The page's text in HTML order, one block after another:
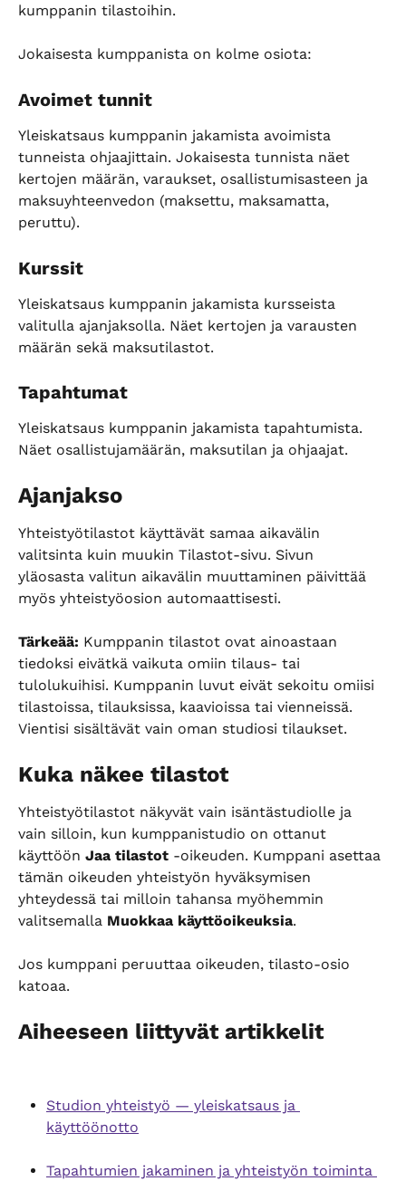
kumppanin tilastoihin.
Jokaisesta kumppanista on kolme osiota:
Avoimet tunnit
Yleiskatsaus kumppanin jakamista avoimista
tunneista ohjaajittain. Jokaisesta tunnista näet
kertojen määrän, varaukset, osallistumisasteen ja
maksuyhteenvedon (maksettu, maksamatta,
peruttu).
Kurssit
Yleiskatsaus kumppanin jakamista kursseista
valitulla ajanjaksolla. Näet kertojen ja varausten
määrän sekä maksutilastot.
Tapahtumat
Yleiskatsaus kumppanin jakamista tapahtumista.
Näet osallistujamäärän, maksutilan ja ohjaajat.
Ajanjakso
Yhteistyötilastot käyttävät samaa aikavälin
valitsinta kuin muukin Tilastot-sivu. Sivun
yläosasta valitun aikavälin muuttaminen päivittää
myös yhteistyöosion automaattisesti.
Tärkeää: Kumppanin tilastot ovat ainoastaan
tiedoksi eivätkä vaikuta omiin tilaus- tai
tulolukuihisi. Kumppanin luvut eivät sekoitu omiisi
tilastoissa, tilauksissa, kaavioissa tai vienneissä.
Vientisi sisältävät vain oman studiosi tilaukset.
Kuka näkee tilastot
Yhteistyötilastot näkyvät vain isäntästudiolle ja
vain silloin, kun kumppanistudio on ottanut
käyttöön Jaa tilastot -oikeuden. Kumppani asettaa
tämän oikeuden yhteistyön hyväksymisen
yhteydessä tai milloin tahansa myöhemmin
valitsemalla Muokkaa käyttöoikeuksia.
Jos kumppani peruuttaa oikeuden, tilasto-osio
katoaa.
Aiheeseen liittyvät artikkelit
Studion yhteistyö — yleiskatsaus ja
käyttöönotto
Tapahtumien jakaminen ja yhteistyön toiminta